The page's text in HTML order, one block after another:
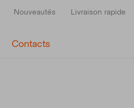
Nouveautés Livraison rapide
Contacts